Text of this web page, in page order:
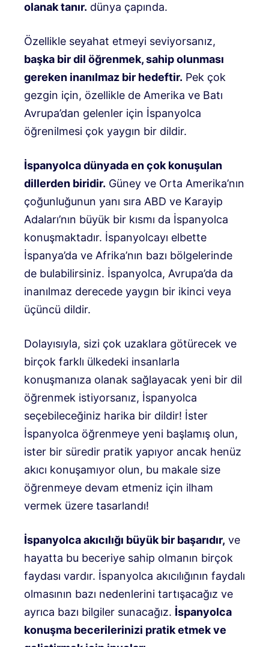
olanak tanır. dünya çapında.
Özellikle seyahat etmeyi seviyorsanız,
başka bir dil öğrenmek, sahip olunması
gereken inanılmaz bir hedeftir. Pek çok
gezgin için, özellikle de Amerika ve Batı
Avrupa’dan gelenler için İspanyolca
öğrenilmesi çok yaygın bir dildir.
İspanyolca dünyada en çok konuşulan
dillerden biridir. Güney ve Orta Amerika’nın
çoğunluğunun yanı sıra ABD ve Karayip
Adaları’nın büyük bir kısmı da İspanyolca
konuşmaktadır. İspanyolcayı elbette
İspanya’da ve Afrika’nın bazı bölgelerinde
de bulabilirsiniz. İspanyolca, Avrupa’da da
inanılmaz derecede yaygın bir ikinci veya
üçüncü dildir.
Dolayısıyla, sizi çok uzaklara götürecek ve
birçok farklı ülkedeki insanlarla
konuşmanıza olanak sağlayacak yeni bir dil
öğrenmek istiyorsanız, İspanyolca
seçebileceğiniz harika bir dildir! İster
İspanyolca öğrenmeye yeni başlamış olun,
ister bir süredir pratik yapıyor ancak henüz
akıcı konuşamıyor olun, bu makale size
öğrenmeye devam etmeniz için ilham
vermek üzere tasarlandı!
İspanyolca akıcılığı büyük bir başarıdır, ve
hayatta bu beceriye sahip olmanın birçok
faydası vardır. İspanyolca akıcılığının faydalı
olmasının bazı nedenlerini tartışacağız ve
ayrıca bazı bilgiler sunacağız. İspanyolca
konuşma becerilerinizi pratik etmek ve